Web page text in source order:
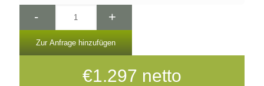
- +
Zur Anfrage hinzufügen
€1.297 netto